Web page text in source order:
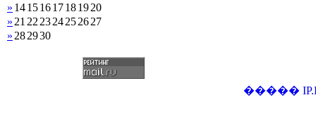
» 14151617181920
» 21 22 2324252627
» 282930
�����